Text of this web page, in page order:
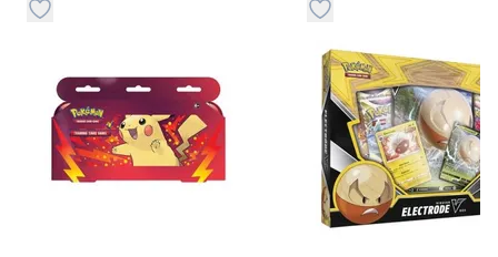
Dugme za dodavanje stvari u kategoriju omiljeno
Dugme za dodavanje